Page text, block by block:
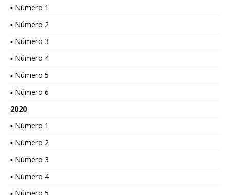
▪ Número 1
▪ Número 2
▪ Número 3
▪ Número 4
▪ Número 5
▪ Número 6
2020
▪ Número 1
▪ Número 2
▪ Número 3
▪ Número 4